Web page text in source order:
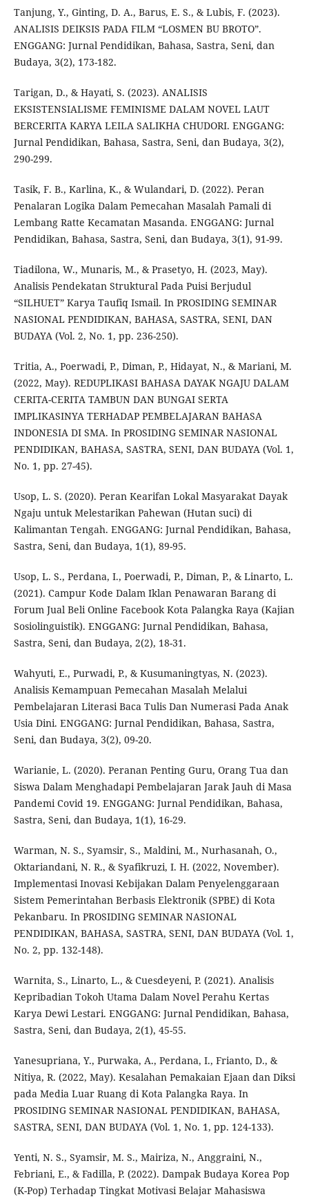
Tanjung, Y., Ginting, D. A., Barus, E. S., & Lubis, F. (2023).
ANALISIS DEIKSIS PADA FILM “LOSMEN BU BROTO”.
ENGGANG: Jurnal Pendidikan, Bahasa, Sastra, Seni, dan
Budaya, 3(2), 173-182.
Tarigan, D., & Hayati, S. (2023). ANALISIS
EKSISTENSIALISME FEMINISME DALAM NOVEL LAUT
BERCERITA KARYA LEILA SALIKHA CHUDORI. ENGGANG:
Jurnal Pendidikan, Bahasa, Sastra, Seni, dan Budaya, 3(2),
290-299.
Tasik, F. B., Karlina, K., & Wulandari, D. (2022). Peran
Penalaran Logika Dalam Pemecahan Masalah Pamali di
Lembang Ratte Kecamatan Masanda. ENGGANG: Jurnal
Pendidikan, Bahasa, Sastra, Seni, dan Budaya, 3(1), 91-99.
Tiadilona, W., Munaris, M., & Prasetyo, H. (2023, May).
Analisis Pendekatan Struktural Pada Puisi Berjudul
“SILHUET” Karya Taufiq Ismail. In PROSIDING SEMINAR
NASIONAL PENDIDIKAN, BAHASA, SASTRA, SENI, DAN
BUDAYA (Vol. 2, No. 1, pp. 236-250).
Tritia, A., Poerwadi, P., Diman, P., Hidayat, N., & Mariani, M.
(2022, May). REDUPLIKASI BAHASA DAYAK NGAJU DALAM
CERITA-CERITA TAMBUN DAN BUNGAI SERTA
IMPLIKASINYA TERHADAP PEMBELAJARAN BAHASA
INDONESIA DI SMA. In PROSIDING SEMINAR NASIONAL
PENDIDIKAN, BAHASA, SASTRA, SENI, DAN BUDAYA (Vol. 1,
No. 1, pp. 27-45).
Usop, L. S. (2020). Peran Kearifan Lokal Masyarakat Dayak
Ngaju untuk Melestarikan Pahewan (Hutan suci) di
Kalimantan Tengah. ENGGANG: Jurnal Pendidikan, Bahasa,
Sastra, Seni, dan Budaya, 1(1), 89-95.
Usop, L. S., Perdana, I., Poerwadi, P., Diman, P., & Linarto, L.
(2021). Campur Kode Dalam Iklan Penawaran Barang di
Forum Jual Beli Online Facebook Kota Palangka Raya (Kajian
Sosiolinguistik). ENGGANG: Jurnal Pendidikan, Bahasa,
Sastra, Seni, dan Budaya, 2(2), 18-31.
Wahyuti, E., Purwadi, P., & Kusumaningtyas, N. (2023).
Analisis Kemampuan Pemecahan Masalah Melalui
Pembelajaran Literasi Baca Tulis Dan Numerasi Pada Anak
Usia Dini. ENGGANG: Jurnal Pendidikan, Bahasa, Sastra,
Seni, dan Budaya, 3(2), 09-20.
Warianie, L. (2020). Peranan Penting Guru, Orang Tua dan
Siswa Dalam Menghadapi Pembelajaran Jarak Jauh di Masa
Pandemi Covid 19. ENGGANG: Jurnal Pendidikan, Bahasa,
Sastra, Seni, dan Budaya, 1(1), 16-29.
Warman, N. S., Syamsir, S., Maldini, M., Nurhasanah, O.,
Oktariandani, N. R., & Syafikruzi, I. H. (2022, November).
Implementasi Inovasi Kebijakan Dalam Penyelenggaraan
Sistem Pemerintahan Berbasis Elektronik (SPBE) di Kota
Pekanbaru. In PROSIDING SEMINAR NASIONAL
PENDIDIKAN, BAHASA, SASTRA, SENI, DAN BUDAYA (Vol. 1,
No. 2, pp. 132-148).
Warnita, S., Linarto, L., & Cuesdeyeni, P. (2021). Analisis
Kepribadian Tokoh Utama Dalam Novel Perahu Kertas
Karya Dewi Lestari. ENGGANG: Jurnal Pendidikan, Bahasa,
Sastra, Seni, dan Budaya, 2(1), 45-55.
Yanesupriana, Y., Purwaka, A., Perdana, I., Frianto, D., &
Nitiya, R. (2022, May). Kesalahan Pemakaian Ejaan dan Diksi
pada Media Luar Ruang di Kota Palangka Raya. In
PROSIDING SEMINAR NASIONAL PENDIDIKAN, BAHASA,
SASTRA, SENI, DAN BUDAYA (Vol. 1, No. 1, pp. 124-133).
Yenti, N. S., Syamsir, M. S., Mairiza, N., Anggraini, N.,
Febriani, E., & Fadilla, P. (2022). Dampak Budaya Korea Pop
(K-Pop) Terhadap Tingkat Motivasi Belajar Mahasiswa